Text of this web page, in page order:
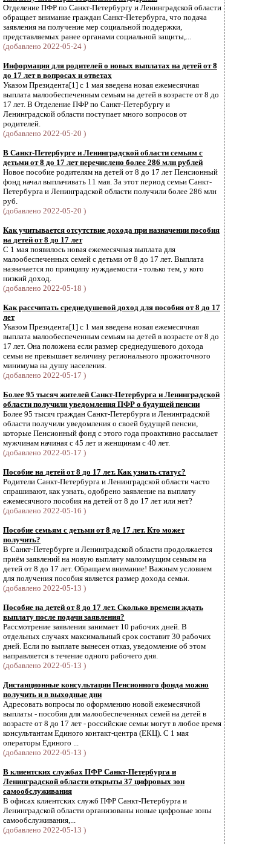
Отделение ПФР по Санкт-Петербургу и Ленинградской области
обращает внимание граждан Санкт-Петербурга, что подача
заявления на получение мер социальной поддержки,
представляемых ранее органами социальной защиты,...
(добавлено 2022-05-24 )
Информация для родителей о новых выплатах на детей от 8
до 17 лет в вопросах и ответах
Указом Президента[1] с 1 мая введена новая ежемесячная
выплата малообеспеченным семьям на детей в возрасте от 8 до
17 лет. В Отделение ПФР по Санкт-Петербургу и
Ленинградской области поступает много вопросов от
родителей.
(добавлено 2022-05-20 )
В Санкт-Петербурге и Ленинградской области семьям с
детьми от 8 до 17 лет перечислено более 286 млн рублей
Новое пособие родителям на детей от 8 до 17 лет Пенсионный
фонд начал выплачивать 11 мая. За этот период семьи Санкт-
Петербурга и Ленинградской области получили более 286 млн
руб.
(добавлено 2022-05-20 )
Как учитывается отсутствие дохода при назначении пособия
на детей от 8 до 17 лет
С 1 мая появилось новая ежемесячная выплата для
малообеспеченных семей с детьми от 8 до 17 лет. Выплата
назначается по принципу нуждаемости - только тем, у кого
низкий доход.
(добавлено 2022-05-18 )
Как рассчитать среднедушевой доход для пособия от 8 до 17
лет
Указом Президента[1] с 1 мая введена новая ежемесячная
выплата малообеспеченным семьям на детей в возрасте от 8 до
17 лет. Она положена если размер среднедушевого дохода
семьи не превышает величину регионального прожиточного
минимума на душу населения.
(добавлено 2022-05-17 )
Более 95 тысяч жителей Санкт-Петербурга и Ленинградской
области получили уведомления ПФР о будущей пенсии
Более 95 тысяч граждан Санкт-Петербурга и Ленинградской
области получили уведомления о своей будущей пенсии,
которые Пенсионный фонд с этого года проактивно рассылает
мужчинам начиная с 45 лет и женщинам с 40 лет.
(добавлено 2022-05-17 )
Пособие на детей от 8 до 17 лет. Как узнать статус?
Родители Санкт-Петербурга и Ленинградской области часто
спрашивают, как узнать, одобрено заявление на выплату
ежемесячного пособия на детей от 8 до 17 лет или нет?
(добавлено 2022-05-16 )
Пособие семьям с детьми от 8 до 17 лет. Кто может
получить?
В Санкт-Петербурге и Ленинградской области продолжается
приём заявлений на новую выплату малоимущим семьям на
детей от 8 до 17 лет. Обращаем внимание! Важным условием
для получения пособия является размер дохода семьи.
(добавлено 2022-05-13 )
Пособие на детей от 8 до 17 лет. Сколько времени ждать
выплату после подачи заявления?
Рассмотрение заявления занимает 10 рабочих дней. В
отдельных случаях максимальный срок составит 30 рабочих
дней. Если по выплате вынесен отказ, уведомление об этом
направляется в течение одного рабочего дня.
(добавлено 2022-05-13 )
Дистанционные консультации Пенсионного фонда можно
получить и в выходные дни
Адресовать вопросы по оформлению новой ежемесячной
выплаты - пособия для малообеспеченных семей на детей в
возрасте от 8 до 17 лет - российские семьи могут в любое время
консультантам Единого контакт-центра (ЕКЦ). С 1 мая
операторы Единого ...
(добавлено 2022-05-13 )
В клиентских службах ПФР Санкт-Петербурга и
Ленинградской области открыты 37 цифровых зон
самообслуживания
В офисах клиентских служб ПФР Санкт-Петербурга и
Ленинградской области организованы новые цифровые зоны
самообслуживания,...
(добавлено 2022-05-13 )